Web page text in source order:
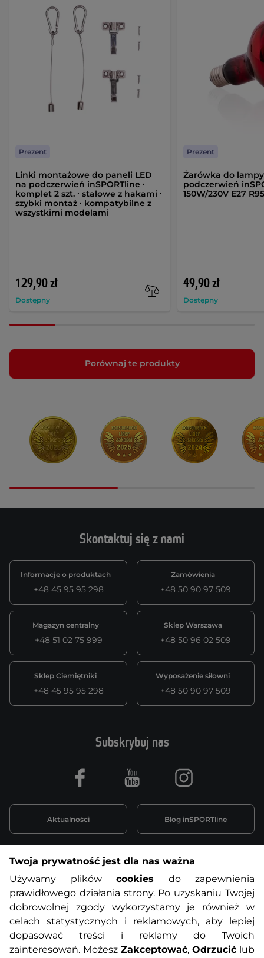
Linki montażowe do paneli LED
na podczerwień inSPORTline ∙
komplet 2 szt. ∙ stalowe z hakami ∙
szybki montaż ∙ kompatybilne z
wszystkimi modelami
129,90 zł
Dostępny
Prezent
Żarówka do
podczerwień
150W/230V E27
49,90 zł
Dostępny
Prezent
Porównaj te produkty
Skontaktuj się z nami
Informacje o produktach
+48 45 95 95 298
Zamówienia
+48 50 90 97 509
Magazyn centralny
+48 51 02 75 999
Sklep Warszawa
+48 50 96 02 509
Sklep Ciemiętniki
+48 45 95 95 298
Wyposażenie siłowni
+48 50 90 97 509
Informacje o zakupach
O nas Regulamin sklepu
Polityka prywatności Koszty przesyłek
Subskrybuj nas
Aktualności Blog inSPORTline
Facebook Youtube Instagram
Twoja prywatność jest dla nas ważna
Używamy plików cookies do zapewnienia
prawidłowego działania strony. Po uzyskaniu Twojej
dobrowolnej zgody wykorzystamy je również w
celach statystycznych i reklamowych, aby lepiej
dopasować treści i reklamy do Twoich
zainteresowań. Możesz Zakceptować, Odrzucić lub